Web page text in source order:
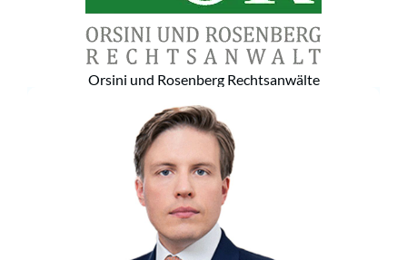
Orsini und Rosenberg Rechtsanwälte